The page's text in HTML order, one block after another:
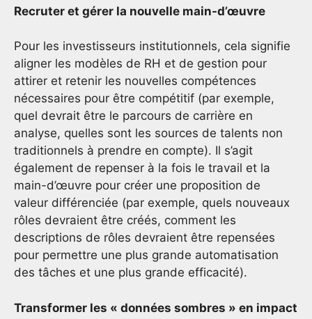
Recruter et gérer la nouvelle main-d’œuvre
Pour les investisseurs institutionnels, cela signifie
aligner les modèles de RH et de gestion pour
attirer et retenir les nouvelles compétences
nécessaires pour être compétitif (par exemple,
quel devrait être le parcours de carrière en
analyse, quelles sont les sources de talents non
traditionnels à prendre en compte). Il s’agit
également de repenser à la fois le travail et la
main-d’œuvre pour créer une proposition de
valeur différenciée (par exemple, quels nouveaux
rôles devraient être créés, comment les
descriptions de rôles devraient être repensées
pour permettre une plus grande automatisation
des tâches et une plus grande efficacité).
Transformer les « données sombres » en impact